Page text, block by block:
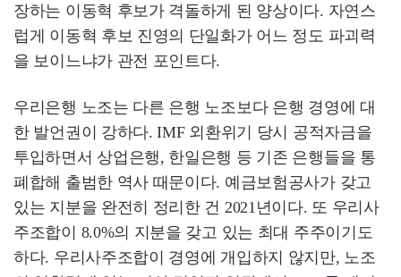
장하는 이동혁 후보가 격돌하게 된 양상이다. 자연스
럽게 이동혁 후보 진영의 단일화가 어느 정도 파괴력
을 보이느냐가 관전 포인트다.
우리은행 노조는 다른 은행 노조보다 은행 경영에 대
한 발언권이 강하다. IMF 외환위기 당시 공적자금을
투입하면서 상업은행, 한일은행 등 기존 은행들을 통
폐합해 출범한 역사 때문이다. 예금보험공사가 갖고
있는 지분을 완전히 정리한 건 2021년이다. 또 우리사
주조합이 8.0%의 지분을 갖고 있는 최대 주주이기도
하다. 우리사주조합이 경영에 개입하지 않지만, 노조